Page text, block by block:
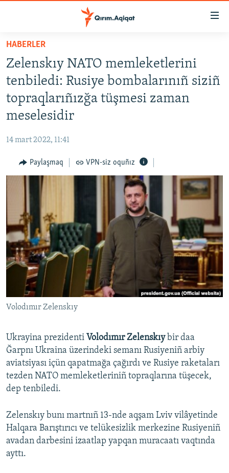
Esas
qaytmaq
Baş
navigatsiyağa
qaytmaq
Qıdıruvğa
HABERLER
SİYASET
İQTİSADİYAT
CEMİYET
İNSAN AQLARI
VİDEO
SÜRET
FİKİR
Русский
Українською
QOŞULIÑIZ!
RFE/RS bütün saytları
HABERLER
Zelenskıy NATO memleketlerini
tenbiledi: Rusiye bombalarınıñ siziñ
topraqlarıñızğa tüşmesi zaman
meselesidir
14 mart 2022, 11:41
Paylaşmaq VPN-siz oquñız
Volodımır Zelenskıy
Ukrayina prezidenti Volodımır Zelenskıy bir daa
Ğarpnı Ukraina üzerindeki semanı Rusiyeniñ arbiy
aviatsiyası içün qapatmağa çağırdı ve Rusiye raketaları
tezden NATO memleketleriniñ topraqlarına tüşecek,
dep tenbiledi.
Zelenskıy bunı martnıñ 13-nde aqşam Lviv vilâyetinde
Halqara Barıştırıcı ve telükesizlik merkezine Rusiyeniñ
avadan darbesini izaatlap yapqan muracaatı vaqtında
ayttı.